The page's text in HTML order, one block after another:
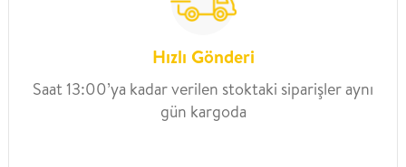
Hızlı Gönderi
Saat 13:00’ya kadar verilen stoktaki siparişler aynı
gün kargoda